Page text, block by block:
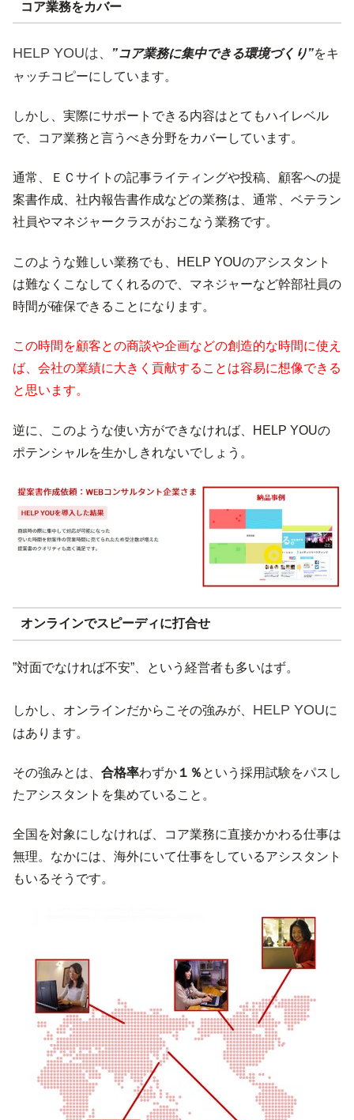
コア業務をカバー
HELP YOUは ”コア業務に集中できる環境づくり”をキ
ャッチコピーにしています。
しかし、実際にサポートできる内容はとてもハイレベル
で、コア業務と言うべき分野をカバーしています。
通常、ＥＣサイトの記事ライティングや投稿、顧客への提
案書作成、社内報告書作成などの業務は、通常、ベテラン
社員やマネジャークラスがおこなう業務です。
このような難しい業務でも、HELP YOUのアシスタント
は難なくこなしてくれるので、マネジャーなど幹部社員の
時間が確保できることになります。
この時間を顧客との商談や企画などの創造的な時間に使え
ば、会社の業績に大きく貢献することは容易に想像できる
と思います。
逆に、このような使い方ができなければ、HELP YOUの
ポテンシャルを生かしきれないでしょう。
オンラインでスピーディに打合せ
”対面でなければ不安”、という経営者も多いはず。
しかし、オンラインだからこその強みが、 HELP YOUに
はあります。
その強みとは、 合格率わずか １％ という採用試験をパスし
たアシスタントを集めていること。
全国を対象にしなければ、コア業務に直接かかわる仕事は
無理。なかには、海外にいて仕事をしているアシスタント
もいるそうです。